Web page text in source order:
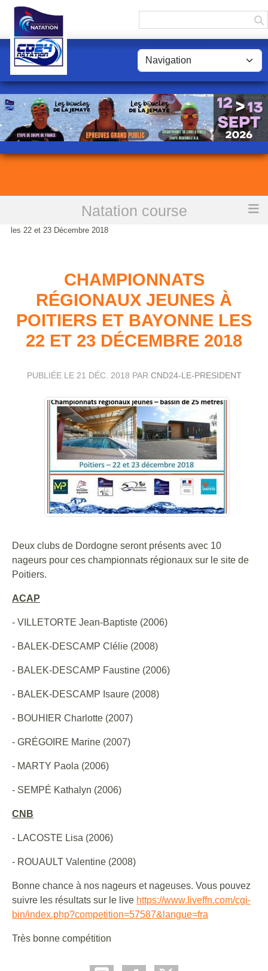
Natation course
Championnats régionaux Jeunes à Poitiers et Bayonne
les 22 et 23 Décembre 2018
CHAMPIONNATS
RÉGIONAUX JEUNES À
POITIERS ET BAYONNE LES
22 ET 23 DÉCEMBRE 2018
PUBLIÉE LE 21 DÉC. 2018 PAR CND24-LE-PRESIDENT
Deux clubs de Dordogne seront présents avec 10
nageurs pour ces championnats régionaux sur le site de
Poitiers.
ACAP
- VILLETORTE Jean-Baptiste (2006)
- BALEK-DESCAMP Clélie (2008)
- BALEK-DESCAMP Faustine (2006)
- BALEK-DESCAMP Isaure (2008)
- BOUHIER Charlotte (2007)
- GRÉGOIRE Marine (2007)
- MARTY Paola (2006)
- SEMPÉ Kathalyn (2006)
CNB
- LACOSTE Lisa (2006)
- ROUAULT Valentine (2008)
Bonne chance à nos nageurs et nageuses. Vous pouvez
suivre les résultats sur le live https://www.liveffn.com/cgi-
bin/index.php?competition=57587&langue=fra
Très bonne compétition
Panneau de gestion des cookies